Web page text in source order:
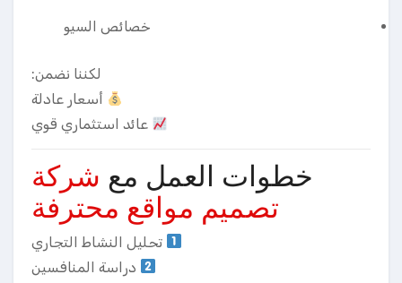
خصائص السيو
لكننا نضمن:
أسعار عادلة
عائد استثماري قوي
خطوات العمل مع شركة
تصميم مواقع محترفة
تحليل النشاط التجاري
دراسة المنافسين